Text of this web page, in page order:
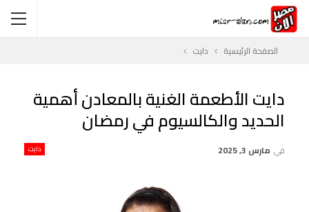
الصفحة الرئيسية دايت
دايت الأطعمة الغنية بالمعادن أهمية
الحديد والكالسيوم في رمضان
دايت في مارس 3, 2025